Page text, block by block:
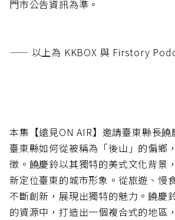
門市公告資訊為準。
—— 以上為 KKBOX 與 Firstory
本集【遠見ON AIR】邀請臺東縣長
臺東縣如何從被稱為「後山」的偏鄉
徵。饒慶鈴以其獨特的美式文化背景
新定位臺東的城市形象。從旅遊、慢
不斷創新，展現出獨特的魅力。饒慶
的資源中，打造出一個複合式的地區